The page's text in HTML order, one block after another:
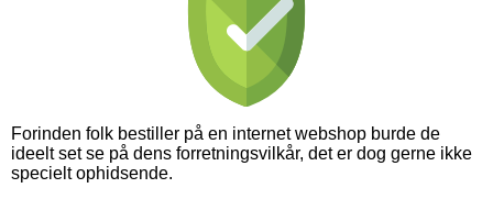
Forinden folk bestiller på en internet webshop burde de
ideelt set se på dens forretningsvilkår, det er dog gerne ikke
specielt ophidsende.